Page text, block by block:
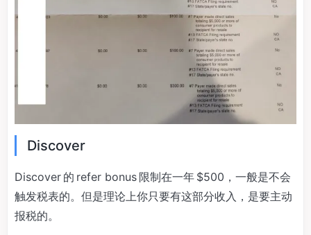
Discover
Discover 的 refer bonus 限制在一年 $500，一般是不会
触发税表的。但是理论上你只要有这部分收入，是要主动
报税的。